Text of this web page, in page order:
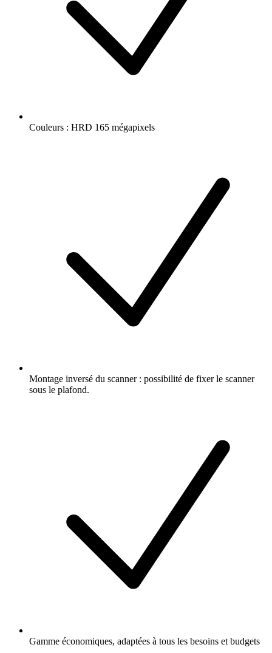
Couleurs : HRD 165 mégapixels
Montage inversé du scanner : possibilité de fixer le scanner
sous le plafond.
Gamme économiques, adaptées à tous les besoins et budgets